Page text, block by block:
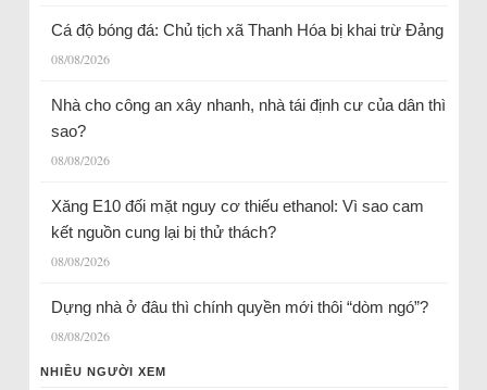
Cá độ bóng đá: Chủ tịch xã Thanh Hóa bị khai trừ Đảng
08/08/2026
Nhà cho công an xây nhanh, nhà tái định cư của dân thì
sao?
08/08/2026
Xăng E10 đối mặt nguy cơ thiếu ethanol: Vì sao cam
kết nguồn cung lại bị thử thách?
08/08/2026
Dựng nhà ở đâu thì chính quyền mới thôi “dòm ngó”?
08/08/2026
NHIỀU NGƯỜI XEM